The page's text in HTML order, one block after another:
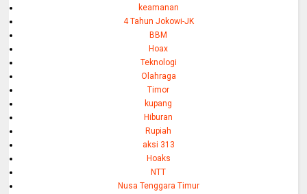
keamanan
4 Tahun Jokowi-JK
BBM
Hoax
Teknologi
Olahraga
Timor
kupang
Hiburan
Rupiah
aksi 313
Hoaks
NTT
Nusa Tenggara Timur